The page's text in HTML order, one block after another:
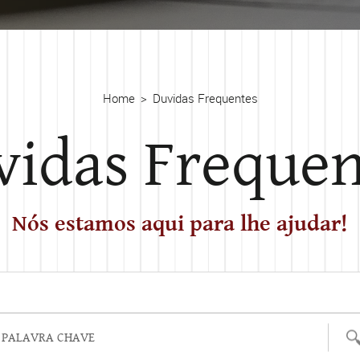
Home Duvidas Frequentes
Nós estamos aqui para lhe ajudar!